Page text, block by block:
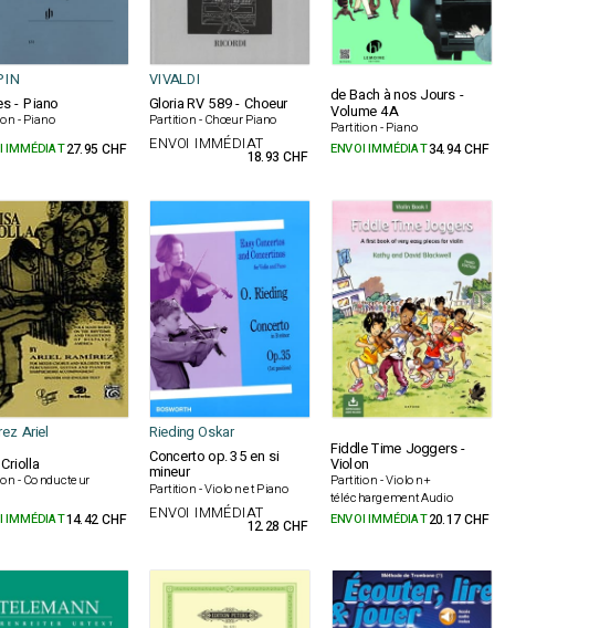
VIVALDI
- Piano
- Piano
Gloria RV 589 - Choeur
Partition - Chœur Piano
de Bach à nos Jours -
Volume 4A
Partition - Piano
IMMÉDIAT27.95 CHF ENVOI IMMÉDIAT
18.93 CHF ENVOI IMMÉDIAT34.94 CHF
Ariel Rieding Oskar
- Conducteur
Concerto op. 35 en si
mineur
Partition - Violon et Piano
Fiddle Time Joggers -
Violon
Partition - Violon +
téléchargement Audio
IMMÉDIAT14.42 CHF ENVOI IMMÉDIAT
12.28 CHF ENVOI IMMÉDIAT20.17 CHF